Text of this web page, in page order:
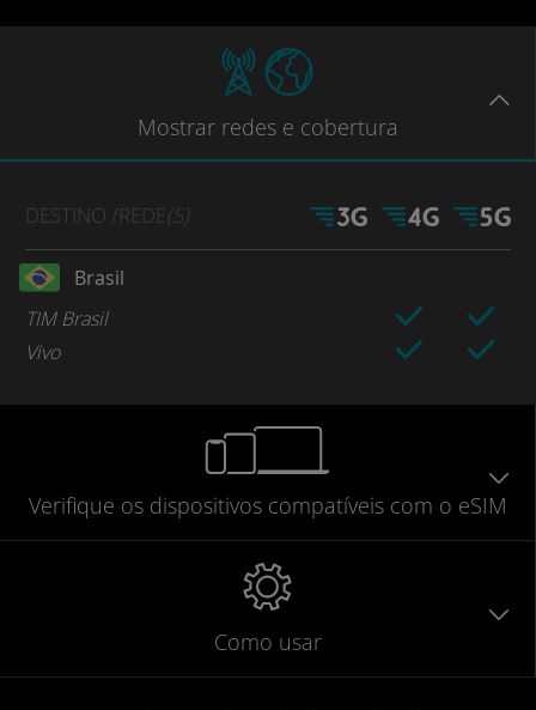
Mostrar redes e cobertura
DESTINO /REDE(S)
Brasil
TIM Brasil
Vivo
Verifique os dispositivos compatíveis com o eSIM
Como usar